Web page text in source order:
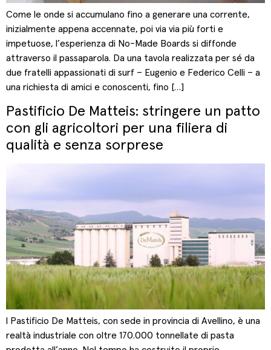
Come le onde si accumulano fino a generare una corrente,
inizialmente appena accennate, poi via via più forti e
impetuose, l’esperienza di No-Made Boards si diffonde
attraverso il passaparola. Da una tavola realizzata per sé da
due fratelli appassionati di surf – Eugenio e Federico Celli – a
una richiesta di amici e conoscenti, fino […]
Pastificio De Matteis: stringere un patto
con gli agricoltori per una filiera di
qualità e senza sorprese
l Pastificio De Matteis, con sede in provincia di Avellino, è una
realtà industriale con oltre 170.000 tonnellate di pasta